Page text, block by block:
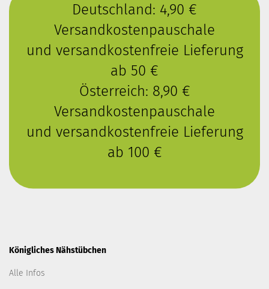
Deutschland: 4,90 €
Versandkostenpauschale
und versandkostenfreie Lieferung
ab 50 €
Österreich: 8,90 €
Versandkostenpauschale
und versandkostenfreie Lieferung
ab 100 €
Königliches Nähstübchen
Alle Infos